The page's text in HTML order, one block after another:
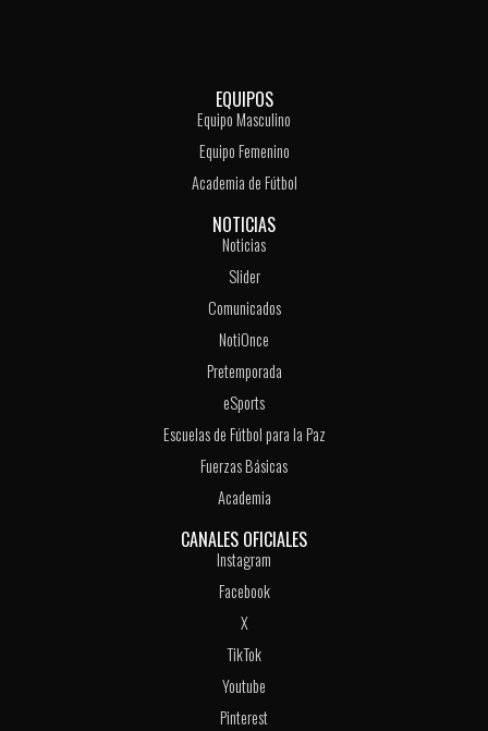
EQUIPOS
Equipo Masculino
Equipo Femenino
Academia de Fútbol
NOTICIAS
Noticias
Slider
Comunicados
NotiOnce
Pretemporada
eSports
Escuelas de Fútbol para la Paz
Fuerzas Básicas
Academia
CANALES OFICIALES
Instagram
Facebook
X
TikTok
Youtube
Pinterest